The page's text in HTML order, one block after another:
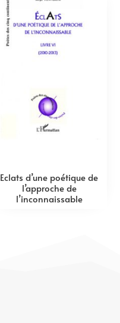
Eclats d’une poétique de
l’approche de
l’inconnaissable